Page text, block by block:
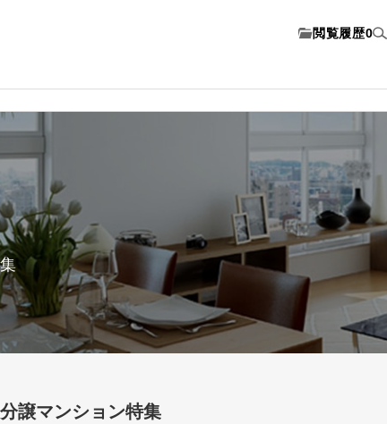
閲覧履歴0
譲マンション特集